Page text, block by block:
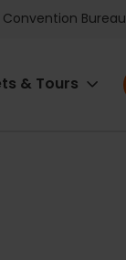
Convention Bureau
& Tours